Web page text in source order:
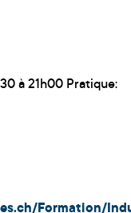
à 21h00 Pratique:
Formation/